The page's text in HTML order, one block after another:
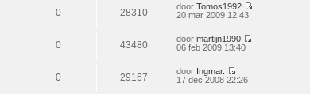
0 28310
door Tomos1992
20 mar 2009 12:43
0 43480
door martijn1990
06 feb 2009 13:40
0 29167
door Ingmar.
Bekijk
17 dec 2008 22:26